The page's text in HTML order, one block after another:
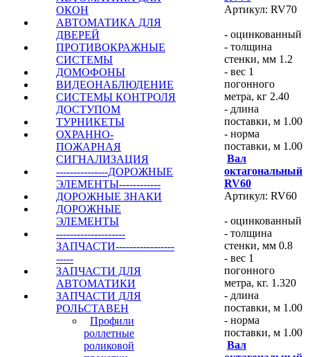
ОКОН
АВТОМАТИКА ДЛЯ
ДВЕРЕЙ
ПРОТИВОКРАЖНЫЕ
СИСТЕМЫ
ДОМОФОНЫ
ВИДЕОНАБЛЮДЕНИЕ
СИСТЕМЫ КОНТРОЛЯ
ДОСТУПОМ
ТУРНИКЕТЫ
ОХРАННО-
ПОЖАРНАЯ
СИГНАЛИЗАЦИЯ
---------------ДОРОЖНЫЕ
ЭЛЕМЕНТЫ------------
ДОРОЖНЫЕ ЗНАКИ
ДОРОЖНЫЕ
ЭЛЕМЕНТЫ
--------------------
ЗАПЧАСТИ-----------------
-----
ЗАПЧАСТИ ДЛЯ
АВТОМАТИКИ
ЗАПЧАСТИ ДЛЯ
РОЛЬСТАВЕН
Профили
роллетные
роликовой
Артикул: RV70
- оцинкованный
- толщина
стенки, мм 1.2
- вес 1
погонного
метра, кг 2.40
- длина
поставки, м 1.00
- норма
поставки, м 1.00
Вал
октагональный
RV60
Артикул: RV60
- оцинкованный
- толщина
стенки, мм 0.8
- вес 1
погонного
метра, кг. 1.320
- длина
поставки, м 1.00
- норма
поставки, м 1.00
Вал